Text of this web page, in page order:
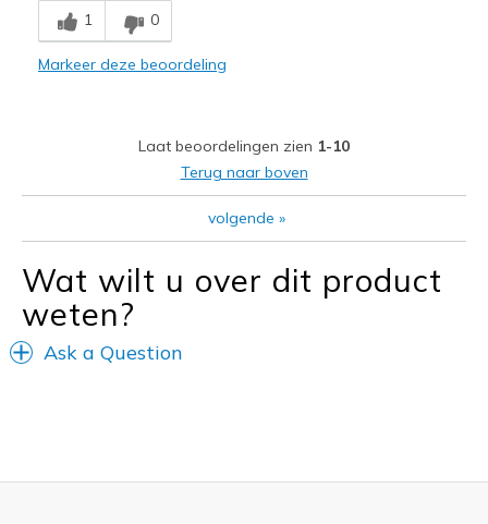
1 0
Markeer deze beoordeling
Laat beoordelingen zien 1-10
Terug naar boven
volgende »
Wat wilt u over dit product
weten?
Ask a Question